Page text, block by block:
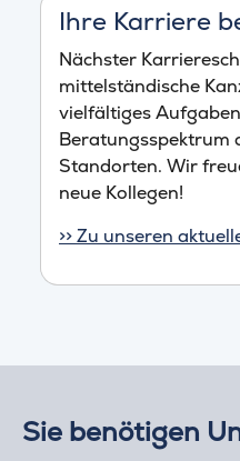
Ihre Karriere
Nächster
mittelständische
vielfältiges
Beratungsspektrum
Standorten. Wir
neue Kollegen!
>> Zu unseren
Sie benötigen